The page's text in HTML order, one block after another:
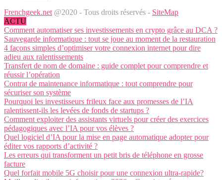
Frenchgeek.net @2020 - Tous droits réservés - SiteMap
ACTU
Comment automatiser ses investissements en crypto grâce au DCA ?
Sauvegarde informatique : tout se joue au moment de la restauration
4 façons simples d’optimiser votre connexion internet pour dire
adieu aux ralentissements
Transfert de nom de domaine : guide complet pour comprendre et
réussir l’opération
Contrat de maintenance informatique : tout comprendre pour
sécuriser son système
Pourquoi les investisseurs frileux face aux promesses de l’IA
ralentissent-ils les levées de fonds de startups ?
Comment exploiter des assistants virtuels pour créer des exercices
pédagogiques avec l’IA pour vos élèves ?
Quel logiciel d’IA pour la mise en page automatique adopter pour
éditer vos rapports d’activité ?
Les erreurs qui transforment un petit bris de téléphone en grosse
facture
Quel forfait mobile 5G choisir pour une connexion ultra-rapide?